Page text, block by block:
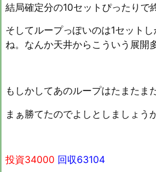
結局確定分の10セットぴったりで
そしてループっぽいのは1セット
ね。なんか天井からこういう展開
もしかしてあのループはたまたま
まぁ勝てたのでよしとしましょう
投資34000 回収63104